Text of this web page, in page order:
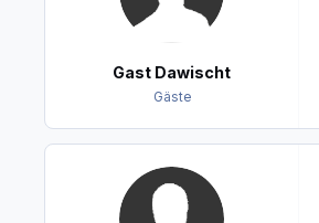
Gast Dawischt
Gäste